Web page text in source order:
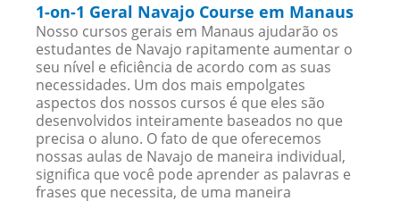
1-on-1 Geral Navajo Course em Manaus
Nosso cursos gerais em Manaus ajudarão os
estudantes de Navajo rapitamente aumentar o
seu nível e eficiência de acordo com as suas
necessidades. Um dos mais empolgates
aspectos dos nossos cursos é que eles são
desenvolvidos inteiramente baseados no que
precisa o aluno. O fato de que oferecemos
nossas aulas de Navajo de maneira individual,
significa que você pode aprender as palavras e
frases que necessita, de uma maneira